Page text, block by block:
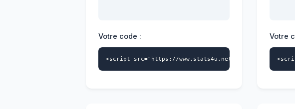
Votre code :
<script src="https://www.stats4u.net/s4u.js" data-
Votre